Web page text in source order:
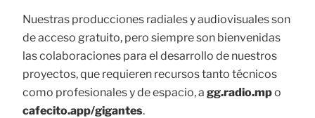
Nuestras producciones radiales y audiovisuales son
de acceso gratuito, pero siempre son bienvenidas
las colaboraciones para el desarrollo de nuestros
proyectos, que requieren recursos tanto técnicos
como profesionales y de espacio, a gg.radio.mpo
cafecito.app/gigantes.